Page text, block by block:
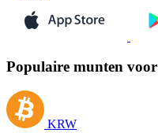
Populaire munten
KRW